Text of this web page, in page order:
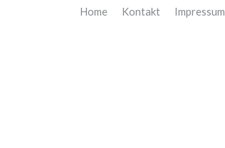
Home Kontakt Impressum